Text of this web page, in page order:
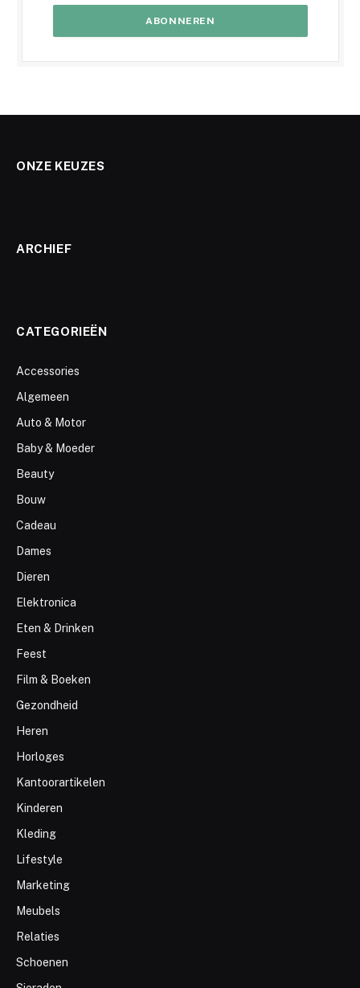
ONZE KEUZES
ARCHIEF
CATEGORIEËN
Accessories
Algemeen
Auto & Motor
Baby & Moeder
Beauty
Bouw
Cadeau
Dames
Dieren
Elektronica
Eten & Drinken
Feest
Film & Boeken
Gezondheid
Heren
Horloges
Kantoorartikelen
Kinderen
Kleding
Lifestyle
Marketing
Meubels
Relaties
Schoenen